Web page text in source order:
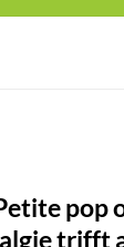
pop
trifft